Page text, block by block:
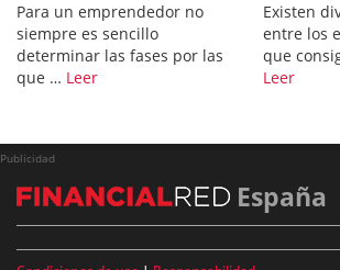
Para un emprendedor no
siempre es sencillo
determinar las fases por las
que … Leer
Existen
entre los
que
Leer
Publicidad
España